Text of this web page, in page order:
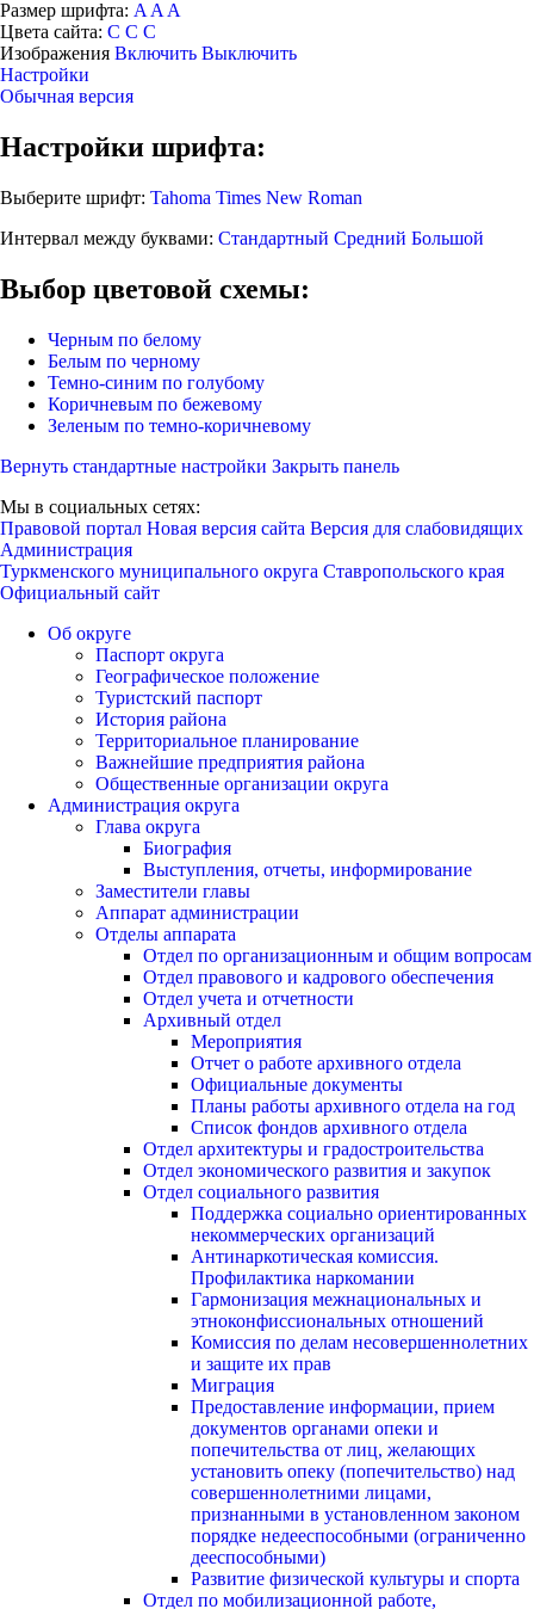
Размер шрифта: A A A
Цвета сайта: С С С
Изображения Включить Выключить
Настройки
Обычная версия
Настройки шрифта:
Выберите шрифт: Tahoma Times New Roman
Интервал между буквами: Стандартный Средний Большой
Выбор цветовой схемы:
Черным по белому
Белым по черному
Темно-синим по голубому
Коричневым по бежевому
Зеленым по темно-коричневому
Вернуть стандартные настройки Закрыть панель
Мы в социальных сетях:
Правовой портал Новая версия сайта Версия для слабовидящих
Администрация
Туркменского муниципального округа Ставропольского края
Официальный сайт
Об округе
Паспорт округа
Географическое положение
Туристский паспорт
История района
Территориальное планирование
Важнейшие предприятия района
Общественные организации округа
Администрация округа
Глава округа
Биография
Выступления, отчеты, информирование
Заместители главы
Аппарат администрации
Отделы аппарата
Отдел по организационным и общим вопросам
Отдел правового и кадрового обеспечения
Отдел учета и отчетности
Архивный отдел
Мероприятия
Отчет о работе архивного отдела
Официальные документы
Планы работы архивного отдела на год
Список фондов архивного отдела
Отдел архитектуры и градостроительства
Отдел экономического развития и закупок
Отдел социального развития
Поддержка социально ориентированных
некоммерческих организаций
Антинаркотическая комиссия.
Профилактика наркомании
Гармонизация межнациональных и
этноконфиссиональных отношений
Комиссия по делам несовершеннолетних
и защите их прав
Миграция
Предоставление информации, прием
документов органами опеки и
попечительства от лиц, желающих
установить опеку (попечительство) над
совершеннолетними лицами,
признанными в установленном законом
порядке недееспособными (ограниченно
дееспособными)
Развитие физической культуры и спорта
Отдел по мобилизационной работе,